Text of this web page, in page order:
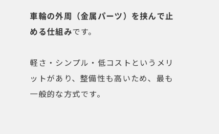
車輪の外周（金属パーツ）を挟んで止
める仕組みです。
軽さ・シンプル・低コストというメリ
ットがあり、整備性も高いため、最も
一般的な方式です。